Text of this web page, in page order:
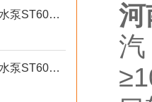
城市抢险用6寸双缸柴油机水泵ST60DS产品介绍
移动式6寸双缸防汛柴油机水泵ST60SD产品介绍
河